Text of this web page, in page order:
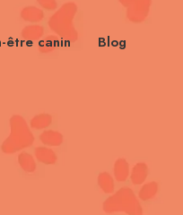
être canin Blog